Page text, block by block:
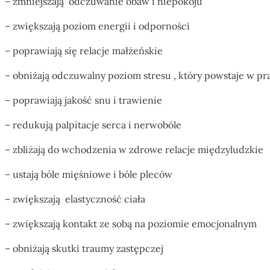
– zwiększają poziom energii i odporności
– poprawiają się relacje małżeńskie
– obniżają odczuwalny poziom stresu , który powstaje w
– poprawiają jakość snu i trawienie
– redukują palpitacje serca i nerwobóle
– zbliżają do wchodzenia w zdrowe relacje międzyludzkie
– ustają bóle mięśniowe i bóle pleców
– zwiększają elastyczność ciała
– zwiększają kontakt ze sobą na poziomie emocjonalnym
– obniżają skutki traumy zastępczej